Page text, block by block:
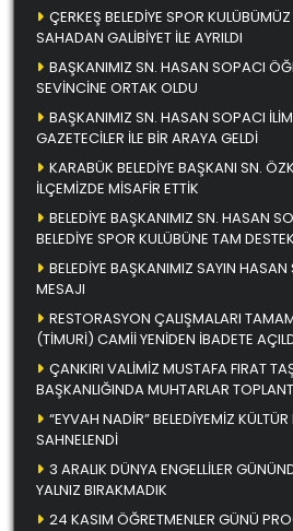
ÇERKEŞ BELEDİYE SPOR
SAHADAN GALİBİYET İLE AYRILDI
BAŞKANIMIZ SN. HASAN SOPACI
SEVİNCİNE ORTAK OLDU
BAŞKANIMIZ SN. HASAN SOPACI
GAZETECİLER İLE BİR ARAYA GELDİ
KARABÜK BELEDİYE BAŞKANI SN.
İLÇEMİZDE MİSAFİR ETTİK
BELEDİYE BAŞKANIMIZ SN. HASAN SOPACI
BELEDİYE SPOR KULÜBÜNE TAM DESTEK
BELEDİYE BAŞKANIMIZ SAYIN HASAN
MESAJI
RESTORASYON ÇALIŞMALARI
(TİMURİ) CAMİİ YENİDEN İBADETE
ÇANKIRI VALİMİZ MUSTAFA FIRAT
BAŞKANLIĞINDA MUHTARLAR
“EYVAH NADİR” BELEDİYEMİZ
SAHNELENDİ
3 ARALIK DÜNYA ENGELLİLER
YALNIZ BIRAKMADIK
24 KASIM ÖĞRETMENLER GÜNÜ